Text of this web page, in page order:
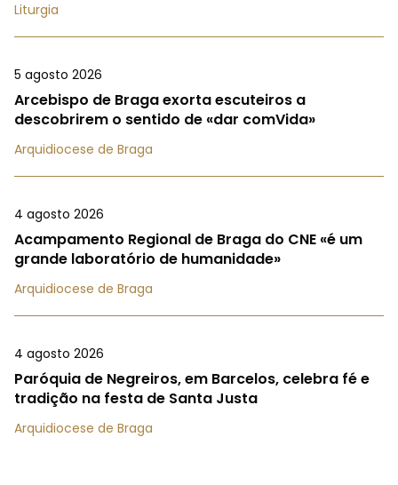
Liturgia
5 agosto 2026
Arcebispo de Braga exorta escuteiros a
descobrirem o sentido de «dar comVida»
Arquidiocese de Braga
4 agosto 2026
Acampamento Regional de Braga do CNE «é um
grande laboratório de humanidade»
Arquidiocese de Braga
4 agosto 2026
Paróquia de Negreiros, em Barcelos, celebra fé e
tradição na festa de Santa Justa
Arquidiocese de Braga